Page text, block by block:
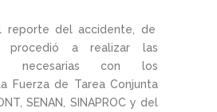
reporte del accidente, de
procedió a realizar las
necesarias con los
Fuerza de Tarea Conjunta
SENAN, SINAPROC y del